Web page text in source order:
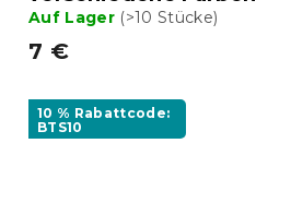
Auf Lager (>10 Stücke)
7 €
10 % Rabattcode:
BTS10